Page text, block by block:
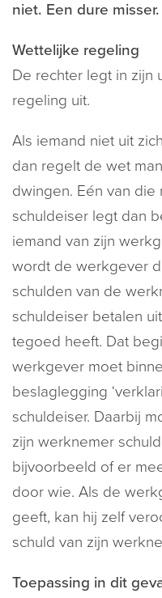
niet. Een dure
Wettelijke regeling
De rechter legt in zijn
regeling uit.
Als iemand niet uit
dan regelt de wet
dwingen. Eén van
schuldeiser legt dan
iemand van zijn
wordt de werkgever
schulden van de
schuldeiser betalen
tegoed heeft. Dat
werkgever moet
beslaglegging
schuldeiser. Daarbij
zijn werknemer
bijvoorbeeld of er
door wie. Als de
geeft, kan hij zelf
schuld van zijn
Toepassing in dit